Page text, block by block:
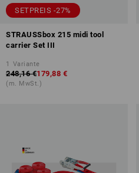
SETPREIS -27%
STRAUSSbox 215 midi tool
carrier Set III
1 Variante
248,16 €179,88 €
(m. MwSt.)